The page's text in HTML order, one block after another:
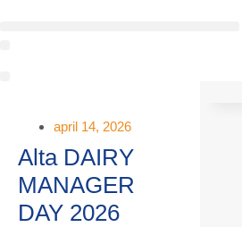
april 14, 2026
Alta DAIRY
MANAGER
DAY 2026